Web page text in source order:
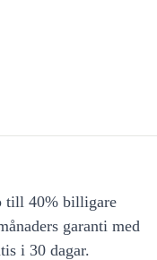
till 40% billigare
garanti med
i 30 dagar.